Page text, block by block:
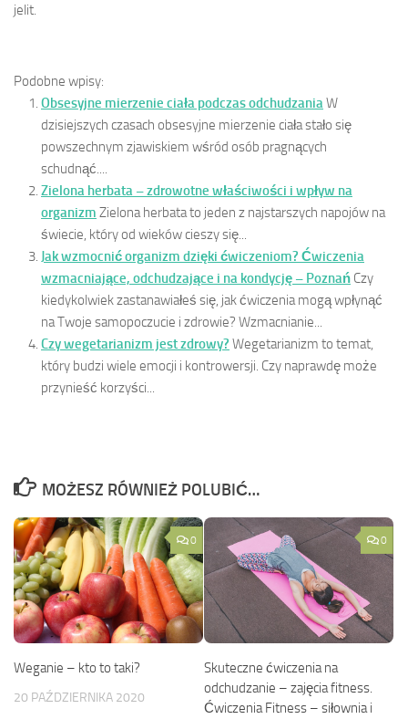
jelit.
Podobne wpisy:
Obsesyjne mierzenie ciała podczas odchudzaniaW
dzisiejszych czasach obsesyjne mierzenie ciała stało się
powszechnym zjawiskiem wśród osób pragnących
schudnąć....
Zielona herbata – zdrowotne właściwości i wpływ na
organizm Zielona herbata to jeden z najstarszych napojów na
świecie, który od wieków cieszy się...
Jak wzmocnić organizm dzięki ćwiczeniom? Ćwiczenia
wzmacniające, odchudzające i na kondycję – Poznań Czy
kiedykolwiek zastanawiałeś się, jak ćwiczenia mogą wpłynąć
na Twoje samopoczucie i zdrowie? Wzmacnianie...
Czy wegetarianizm jest zdrowy? Wegetarianizm to temat,
który budzi wiele emocji i kontrowersji. Czy naprawdę może
przynieść korzyści...
MOŻESZ RÓWNIEŻ POLUBIĆ…
0
Weganie – kto to taki?
20 PAŹDZIERNIKA 2020
0
Skuteczne ćwiczenia na
odchudzanie – zajęcia fitness.
Ćwiczenia Fitness – siłownia i